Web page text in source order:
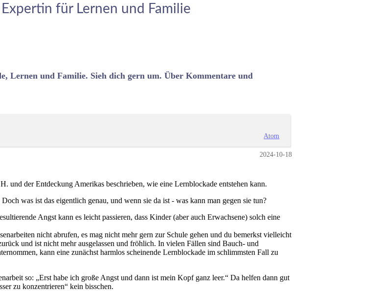
für Lernen und Familie
Lernen und Familie. Sieh dich gern um. Über Kommentare und
Atom
2024-10-18
und der Entdeckung Amerikas beschrieben, wie eine Lernblockade entstehen kann.
was ist das eigentlich genau, und wenn sie da ist - was kann man gegen sie tun?
Angst kann es leicht passieren, dass Kinder (aber auch Erwachsene) solch eine
nicht abrufen, es mag nicht mehr gern zur Schule gehen und du bemerkst vielleicht
und ist nicht mehr ausgelassen und fröhlich. In vielen Fällen sind Bauch- und
kann eine zunächst harmlos scheinende Lernblockade im schlimmsten Fall zu
so: „Erst habe ich große Angst und dann ist mein Kopf ganz leer.“ Da helfen dann gut
zu konzentrieren“ kein bisschen.